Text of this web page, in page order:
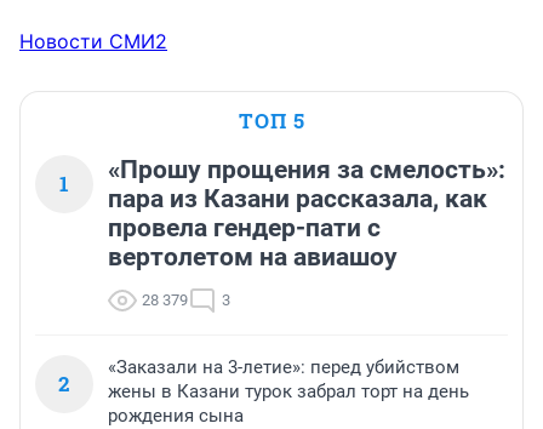
Новости СМИ2
ТОП 5
1
«Прошу прощения за смелость»:
пара из Казани рассказала, как
провела гендер-пати с
вертолетом на авиашоу
28 379 3
2
«Заказали на 3-летие»: перед убийством
жены в Казани турок забрал торт на день
рождения сына